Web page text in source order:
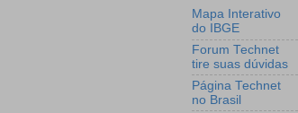
Mapa Interativo
do IBGE
Forum Technet
tire suas dúvidas
Página Technet
no Brasil